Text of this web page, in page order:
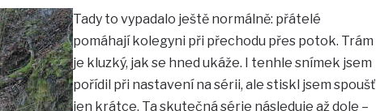
Tady to vypadalo ještě normálně: přátelé
pomáhají kolegyni při přechodu přes potok. Trám
je kluzký, jak se hned ukáže. I tenhle snímek jsem
pořídil při nastavení na sérii, ale stiskl jsem spoušť
jen krátce. Ta skutečná série následuje až dole –